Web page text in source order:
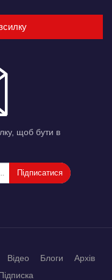
щоб бути в
Підписатися
Відео Блоги
Архів